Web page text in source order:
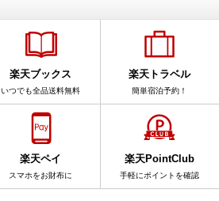
楽天ブックス
いつでも全品送料無料
楽天トラベル
簡単宿泊予約！
楽天ペイ
スマホをお財布に
楽天PointClub
手軽にポイントを確認